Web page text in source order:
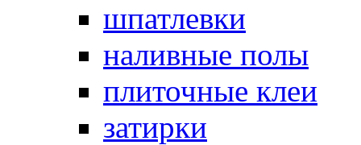
шпатлевки
наливные полы
плиточные клеи
затирки